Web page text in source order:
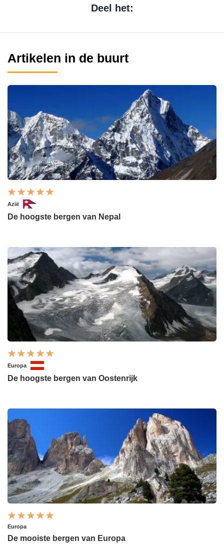
Deel het:
Artikelen in de buurt
Azië
De hoogste bergen van Nepal
Europa
De hoogste bergen van Oostenrijk
Europa
De mooiste bergen van Europa